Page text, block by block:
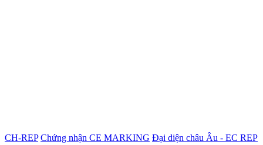
CH-REP Chứng nhận CE MARKING Đại diện châu Âu - EC REP